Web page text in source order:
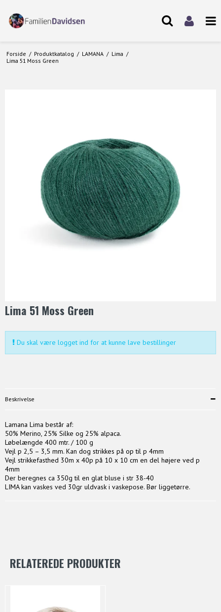
Forside / Produktkatalog / LAMANA / Lima /
Lima 51 Moss Green
Lima 51 Moss Green
Du skal være logget ind for at kunne lave bestillinger
Beskrivelse
Lamana Lima består af:
50% Merino, 25% Silke og 25% alpaca.
Løbelængde 400 mtr. / 100 g
Vejl p 2,5 – 3,5 mm. Kan dog strikkes på op til p 4mm
Vejl strikkefasthed 30m x 40p på 10 x 10 cm en del højere ved p
4mm
Der beregnes ca 350g til en glat bluse i str 38-40
LIMA kan vaskes ved 30gr uldvask i vaskepose. Bør liggetørre.
RELATEREDE PRODUKTER